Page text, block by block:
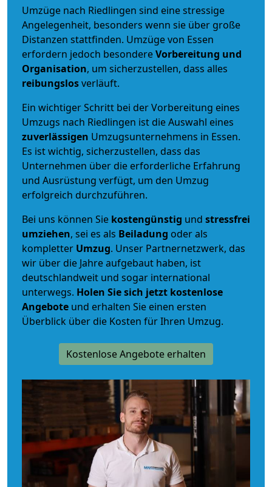
Umzüge nach Riedlingen sind eine stressige
Angelegenheit, besonders wenn sie über große
Distanzen stattfinden. Umzüge von Essen
erfordern jedoch besondereVorbereitung und
Organisation, um sicherzustellen, dass alles
reibungslosverläuft.
Ein wichtiger Schritt bei der Vorbereitung eines
Umzugs nach Riedlingen ist die Auswahl eines
zuverlässigen Umzugsunternehmens in Essen.
Es ist wichtig, sicherzustellen, dass das
Unternehmen über die erforderliche Erfahrung
und Ausrüstung verfügt, um den Umzug
erfolgreich durchzuführen.
Bei uns können Sie kostengünstig und stressfrei
umziehen, sei es als Beiladung oder als
kompletter Umzug. Unser Partnernetzwerk, das
wir über die Jahre aufgebaut haben, ist
deutschlandweit und sogar international
unterwegs. Holen Sie sich jetzt kostenlose
Angebote und erhalten Sie einen ersten
Überblick über die Kosten für Ihren Umzug.
Kostenlose Angebote erhalten